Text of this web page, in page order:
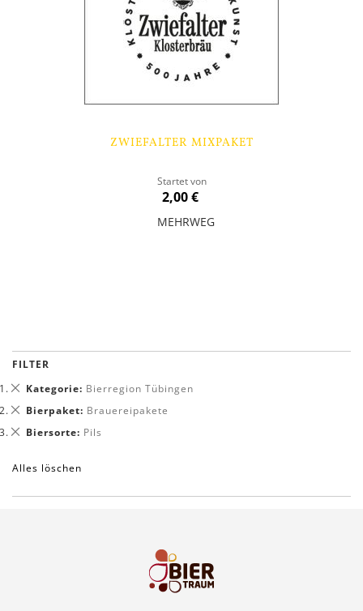
ZWIEFALTER MIXPAKET
Startet von
2,00 €
MEHRWEG
FILTER
Kategorie Bierregion Tübingen
Dies
Bierpaket Brauereipakete
Dies
Biersorte Pils
Dies
Alles löschen